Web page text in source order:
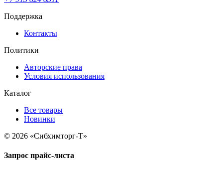
Поддержка
Контакты
Политики
Авторские права
Условия использования
Каталог
Все товары
Новинки
© 2026 «Сибхимторг-Т»
Запрос прайс-листа